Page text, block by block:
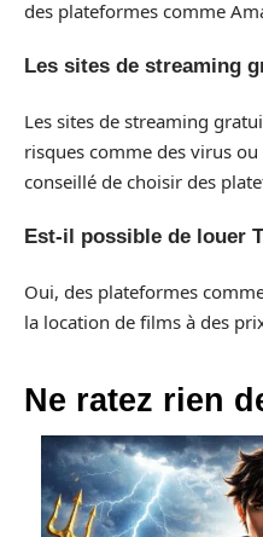
des plateformes comme
Les sites de streaming
Les sites de streaming
risques comme des virus
conseillé de choisir des
Est-il possible de louer
Oui, des plateformes
la location de films à des
Ne ratez rien